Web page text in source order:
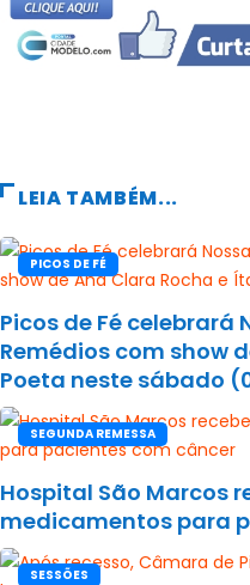
LEIA TAMBÉM...
PICOS DE FÉ
Picos de Fé celebrará
Remédios com show
Poeta neste sábado
SEGUNDA REMESSA
Hospital São Marcos
medicamentos para
SESSÕES